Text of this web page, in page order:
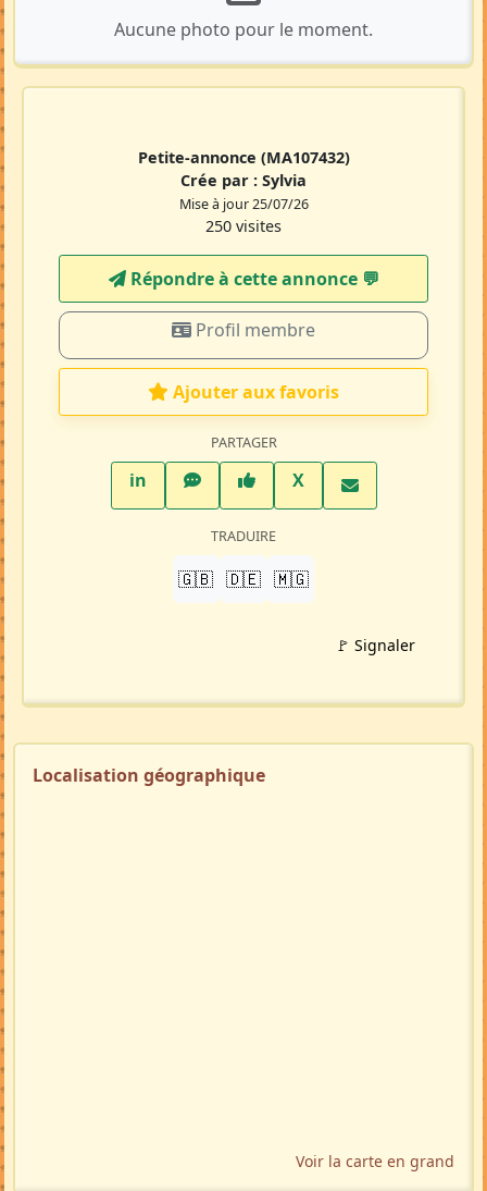
Aucune photo pour le moment.
Petite-annonce (MA107432)
Crée par : Sylvia
Mise à jour 25/07/26
250 visites
Répondre à cette annonce 💬​
Profil membre
Ajouter aux favoris
PARTAGER
inLinkedInWhatsAppFacebook
XTwitter X
TRADUIRE
🇬🇧 🇩🇪 🇲🇬
🚩 Signaler
Localisation géographique
Voir la carte en grand